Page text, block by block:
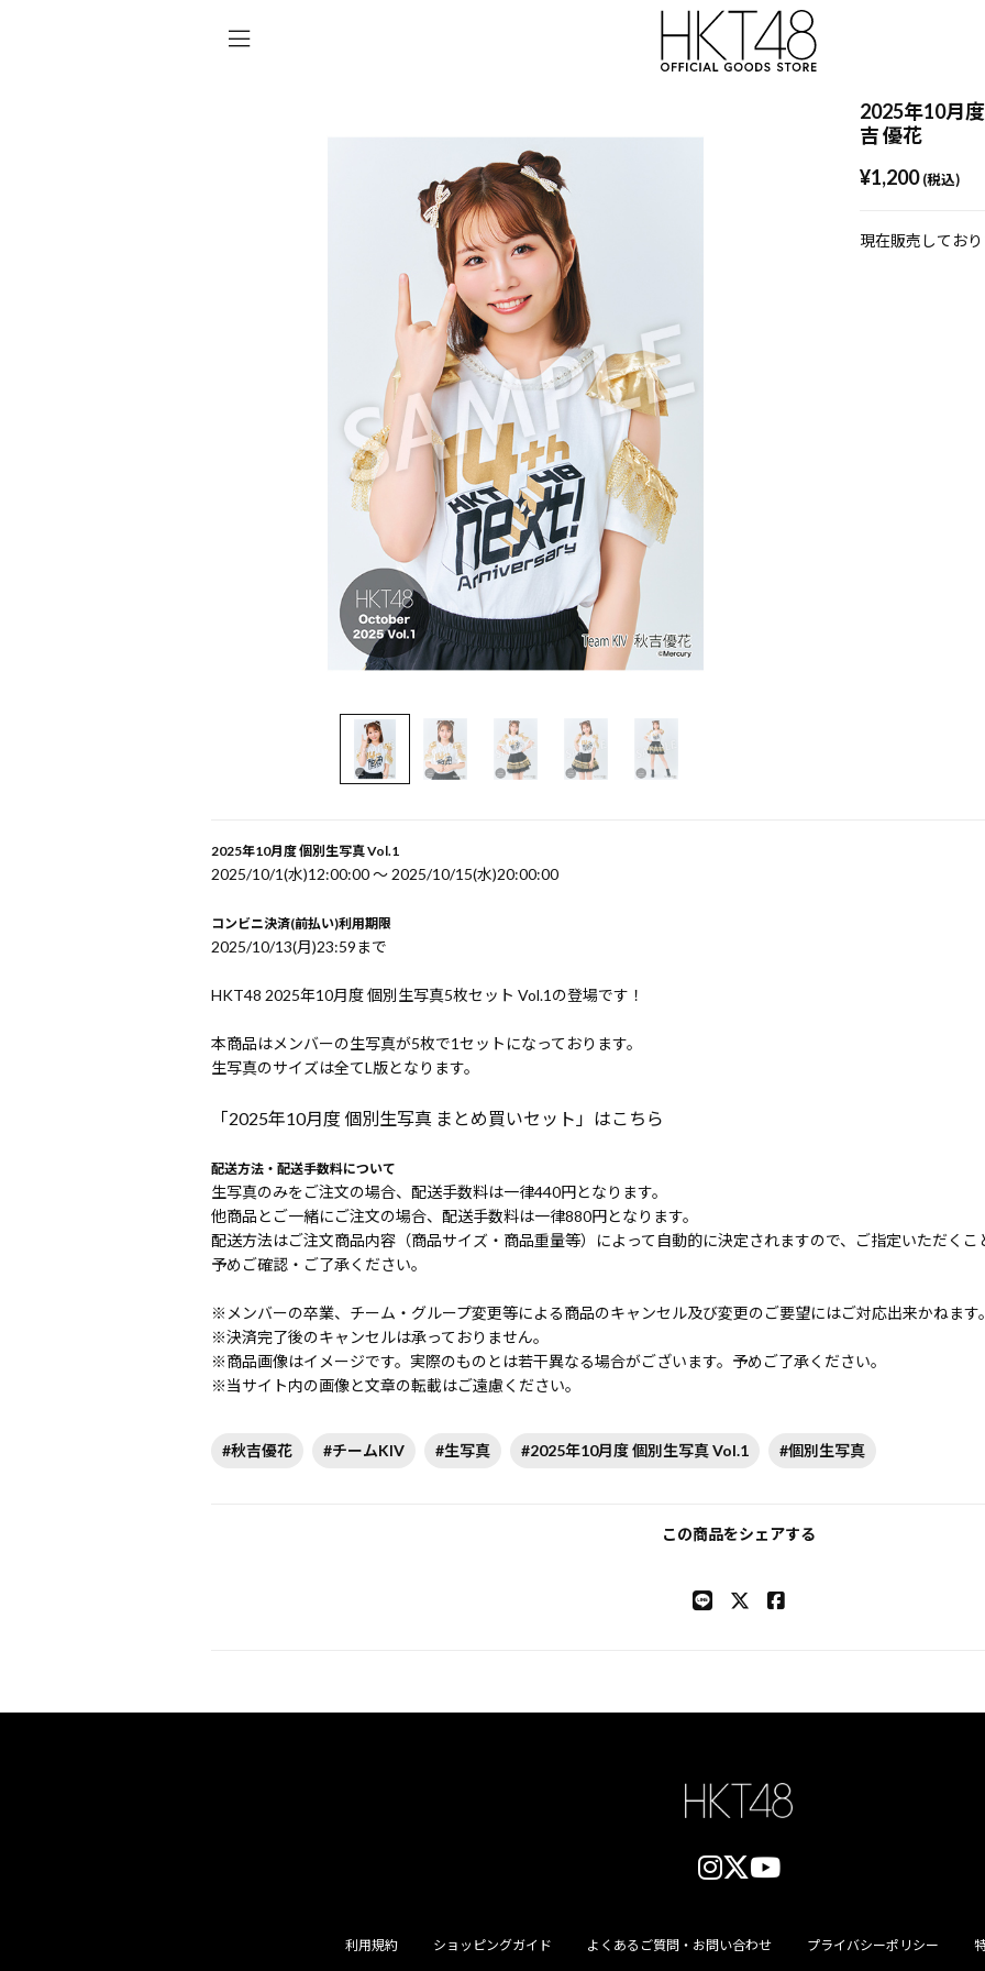
2025年10月
吉 優花
¥1,200 (税込)
現在販売してお
2025年10月度 個別生写真 Vol.1
2025/10/1(水)12:00:00 〜 2025/10/15(水)20:00:00
コンビニ決済(前払い)利用期限
2025/10/13(月)23:59まで
HKT48 2025年10月度 個別生写真5枚セット Vol.1の登場です！
本商品はメンバーの生写真が5枚で1セットになっております。
生写真のサイズは全てL版となります。
「2025年10月度 個別生写真 まとめ買いセット」はこちら
配送方法・配送手数料について
生写真のみをご注文の場合、配送手数料は一律440円となります。
他商品とご一緒にご注文の場合、配送手数料は一律880円となります。
配送方法はご注文商品内容（商品サイズ・商品重量等）によって自動的に決定されますので、ご指定いただくこ
予めご確認・ご了承ください。
※メンバーの卒業、チーム・グループ変更等による商品のキャンセル及び変更のご要望にはご対応出来かねます。
※決済完了後のキャンセルは承っておりません。
※商品画像はイメージです。実際のものとは若干異なる場合がございます。予めご了承ください。
※当サイト内の画像と文章の転載はご遠慮ください。
#秋吉優花 #チームKIV #生写真 #2025年10月度 個別生写真 Vol.1 #個別生写真
この商品をシェアする
利用規約 ショッピングガイド よくあるご質問・お問い合わせ プライバシーポリシー